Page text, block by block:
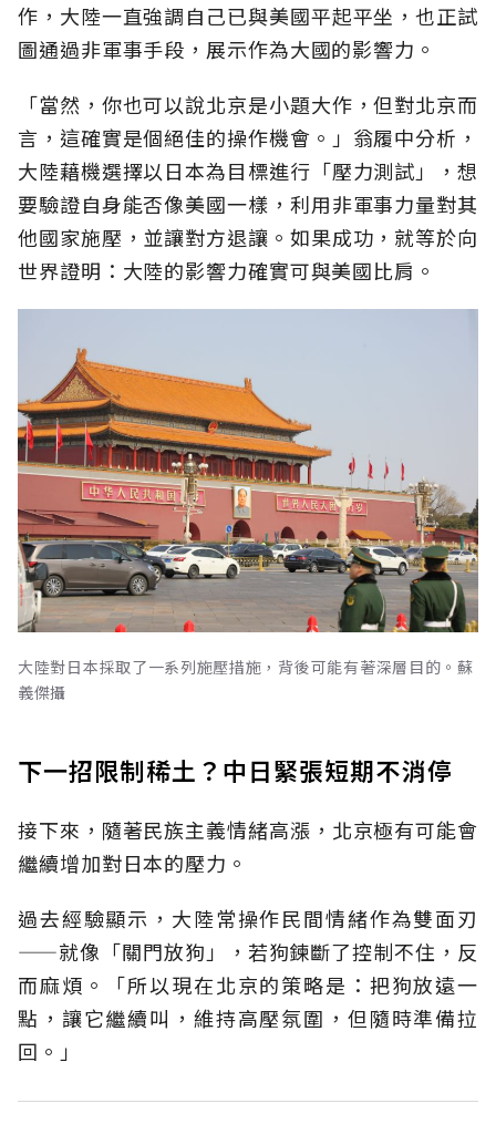
作，大陸一直強調自己已與美國平起平坐，也正試
圖通過非軍事手段，展示作為大國的影響力。
「當然，你也可以說北京是小題大作，但對北京而
言，這確實是個絕佳的操作機會。」翁履中分析，
大陸藉機選擇以日本為目標進行「壓力測試」，想
要驗證自身能否像美國一樣，利用非軍事力量對其
他國家施壓，並讓對方退讓。如果成功，就等於向
世界證明：大陸的影響力確實可與美國比肩。
大陸對日本採取了一系列施壓措施，背後可能有著深層目的。蘇
義傑攝
下一招限制稀土？中日緊張短期不消停
接下來，隨著民族主義情緒高漲，北京極有可能會
繼續增加對日本的壓力。
過去經驗顯示，大陸常操作民間情緒作為雙面刃
——就像「關門放狗」，若狗鍊斷了控制不住，反
而麻煩。「所以現在北京的策略是：把狗放遠一
點，讓它繼續叫，維持高壓氛圍，但隨時準備拉
回。」